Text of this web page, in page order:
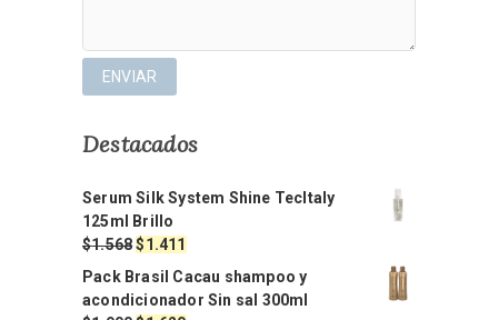
Destacados
Serum Silk System Shine TecItaly
125ml Brillo
$1.568El
precio
original
era:
$1.411
actual
es:
Pack Brasil Cacau shampoo y
acondicionador Sin sal 300ml